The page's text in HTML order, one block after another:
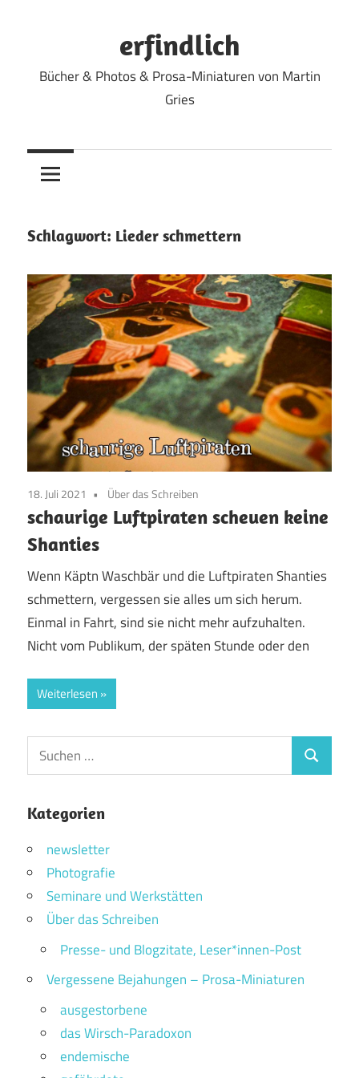
erfindlich
Bücher & Photos & Prosa-Miniaturen von Martin
Gries
Schlagwort: Lieder schmettern
18. Juli 2021 Über das Schreiben
schaurige Luftpiraten scheuen keine
Shanties
Wenn Käptn Waschbär und die Luftpiraten Shanties
schmettern, vergessen sie alles um sich herum.
Einmal in Fahrt, sind sie nicht mehr aufzuhalten.
Nicht vom Publikum, der späten Stunde oder den
Weiterlesen
Suchen
nach:
Suchen
Kategorien
newsletter
Photografie
Seminare und Werkstätten
Über das Schreiben
Presse- und Blogzitate, Leser*innen-Post
Vergessene Bejahungen – Prosa-Miniaturen
ausgestorbene
das Wirsch-Paradoxon
endemische